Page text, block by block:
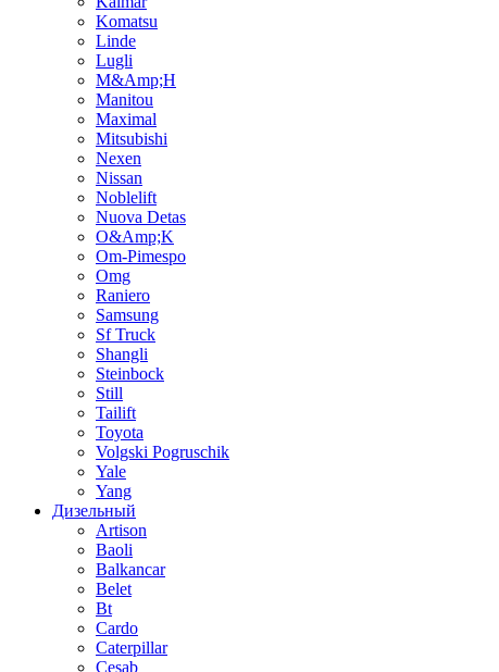
Komatsu
Linde
Lugli
M&Amp;H
Manitou
Maximal
Mitsubishi
Nexen
Nissan
Noblelift
Nuova Detas
O&Amp;K
Om-Pimespo
Omg
Raniero
Samsung
Sf Truck
Shangli
Steinbock
Still
Tailift
Toyota
Volgski Pogruschik
Yale
Yang
Дизельный
Artison
Baoli
Balkancar
Belet
Bt
Cardo
Caterpillar
Cesab